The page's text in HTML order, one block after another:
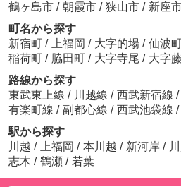
鶴ヶ島市 / 朝霞市 / 狭山市 / 新座
町名から探す
新宿町 / 上福岡 / 大字的場 / 仙波
稲荷町 / 脇田町 / 大字寺尾 / 大字
路線から探す
東武東上線 / 川越線 / 西武新宿線 /
有楽町線 / 副都心線 / 西武池袋線 /
駅から探す
川越 / 上福岡 / 本川越 / 新河岸 /
志木 / 鶴瀬 / 若葉